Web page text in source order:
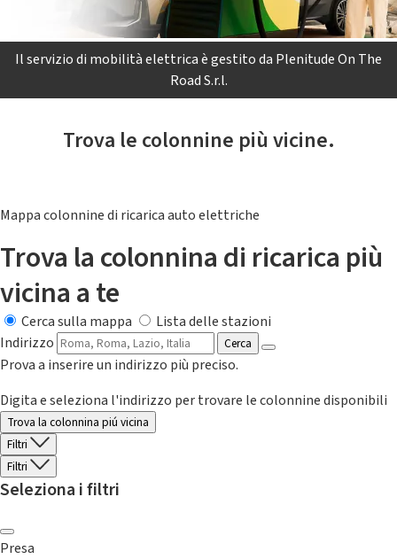
Il servizio di mobilità elettrica è gestito da Plenitude On The
Road S.r.l.
Trova le colonnine più vicine.
Mappa colonnine di ricarica auto elettriche
Trova la colonnina di ricarica più
vicina a te
Cerca sulla mappa
Lista delle stazioni
Indirizzo
Cerca
Prova a inserire un indirizzo più preciso.
Digita e seleziona l'indirizzo per trovare le colonnine disponibili
Trova la colonnina piú vicina
Filtri
Filtri
Seleziona i filtri
Presa